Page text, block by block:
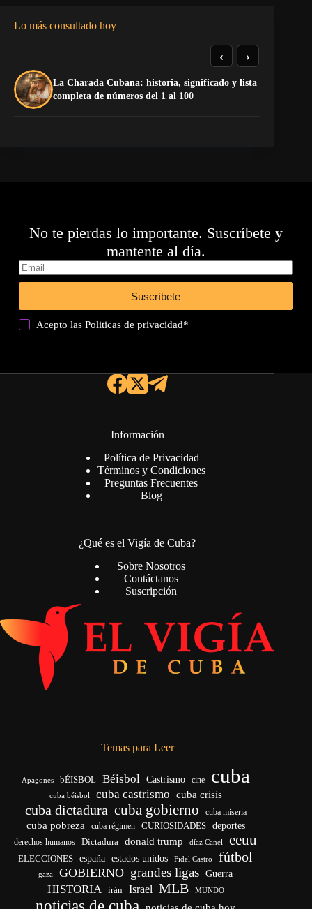
Lo más consultado hoy
La Charada Cubana: historia, significado y lista
completa de números del 1 al 100
‹ ›
No te pierdas lo importante. Suscríbete y
mantente al día.
Suscríbete
Acepto lasPoliticas de privacidad*
Información
Política de Privacidad
Términos y Condiciones
Preguntas Frecuentes
Blog
¿Qué es el Vigía de Cuba?
Sobre Nosotros
Contáctanos
Suscripción
Temas para Leer
Apagones bÉISBOL Béisbol Castrismo cine cuba
cuba béisbol cuba castrismo cuba crisis
cuba dictadura cuba gobierno cuba miseria
cuba pobreza cuba régimen CURIOSIDADES deportes
derechos humanos Dictadura donald trump díaz Canel eeuu
ELECCIONES españa estados unidos Fidel Castro fútbol
gaza GOBIERNO grandes ligas Guerra
HISTORIA irán Israel MLB MUNDO